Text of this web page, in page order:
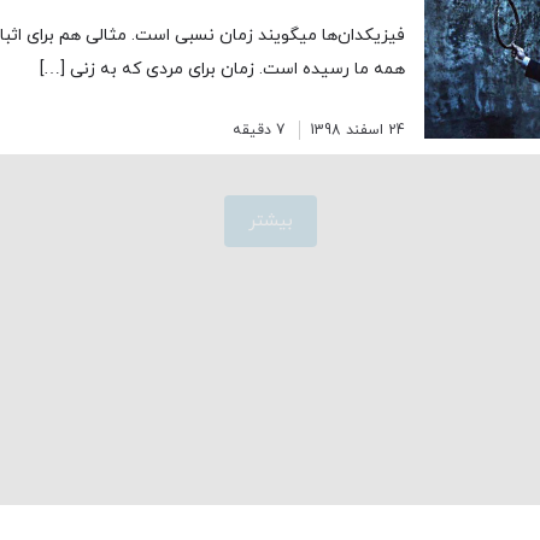
فیزیکدان‌ها میگویند زمان نسبی است. مثالی هم برای
همه ما رسیده است. زمان برای مردی که به زنی […]
24 اسفند 1398 7 دقیقه
بیشتر